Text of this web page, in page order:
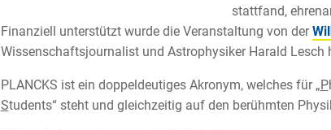
stattfand,
Finanziell unterstützt wurde die Veranstaltung von der
Wissenschaftsjournalist und Astrophysiker Harald
PLANCKS ist ein doppeldeutiges Akronym, welches für „P
Students“ steht und gleichzeitig auf den berühmten